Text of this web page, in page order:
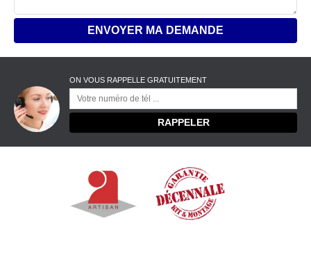
ON VOUS RAPPELLE GRATUITEMENT